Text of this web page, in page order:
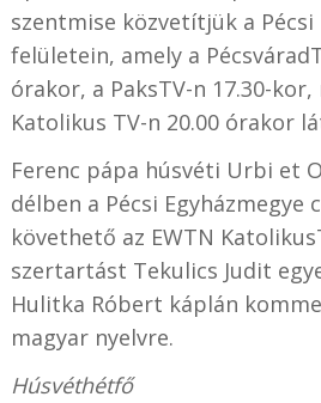
szentmise közvetítjük a Pécsi
felületein, amely a
órakor, a PaksTV-n 17.30-kor,
Katolikus TV-n 20.00 órakor
Ferenc pápa húsvéti Urbi et
délben a Pécsi Egyházmegye
követhető az EWTN
szertartást Tekulics Judit
Hulitka Róbert káplán
magyar nyelvre.
Húsvéthétfő